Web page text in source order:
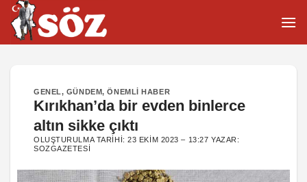
İçeriğe
atla
GENEL, GÜNDEM,ÖNEMLI HABER
Kırıkhan’da bir evden binlerce
altın sikke çıktı
OLUŞTURULMA TARIHI:23 EKIM 2023 – 13:27 YAZAR:
SOZGAZETESI